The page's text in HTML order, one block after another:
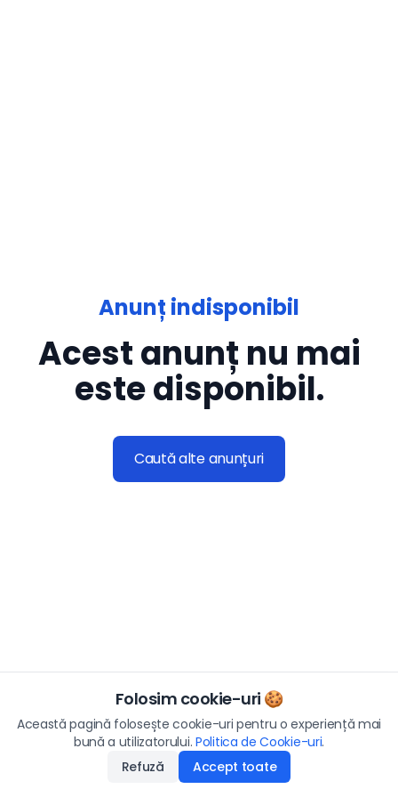
Anunț indisponibil
Acest anunț nu mai
este disponibil.
Caută alte anunțuri
Folosim cookie-uri 🍪
Această pagină folosește cookie-uri pentru o experiență mai
bună a utilizatorului. Politica de Cookie-uri.
Refuză
Accept toate